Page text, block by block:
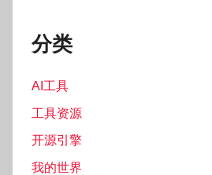
分类
AI工具
工具资源
开源引擎
我的世界